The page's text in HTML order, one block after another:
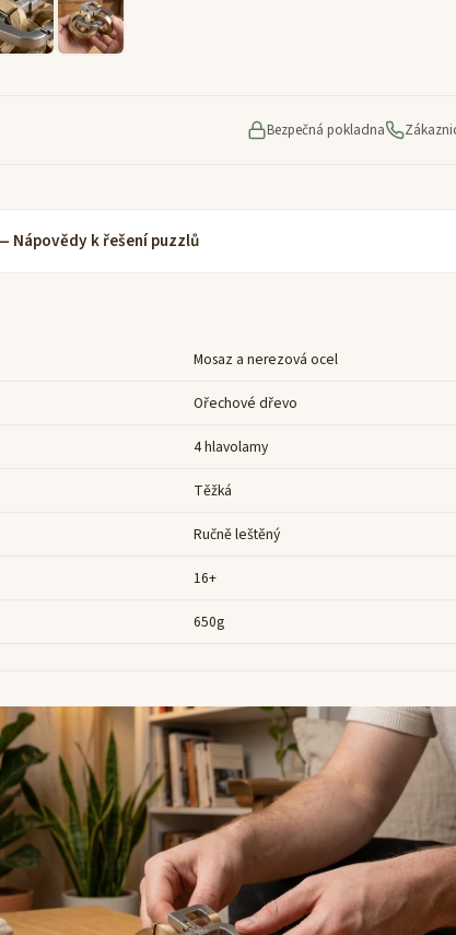
Bezpečná pokladna
Nápovědy k řešení puzzlů
Mosaz a nerezová ocel
Ořechové dřevo
4 hlavolamy
Těžká
Ručně leštěný
16+
650g